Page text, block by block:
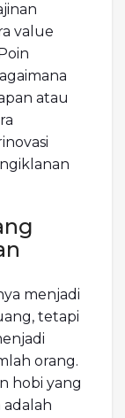
value
atau
menjadi
tetapi
orang.
hobi yang